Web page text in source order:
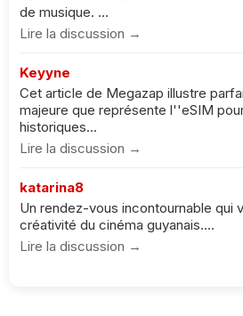
de musique. ...
Lire la discussion →
Keyyne
Cet article de Megazap illustre
majeure que représente l''eSIM
historiques...
Lire la discussion →
katarina8
Un rendez-vous incontournable qui
créativité du cinéma guyanais....
Lire la discussion →